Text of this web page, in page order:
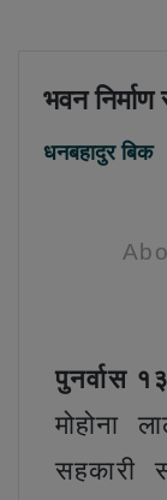
भवन
धनबहादुर बिक
पुनर्वास
मोहोना
सहकारी